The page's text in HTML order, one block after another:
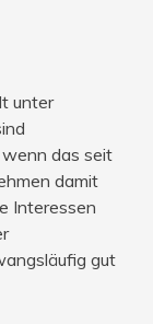
unter
das seit
damit
Interessen
gut